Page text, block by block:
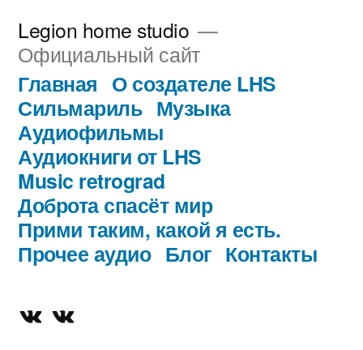
содержимому
Legion home studio
Официальный сайт
Главная О создателе LHS
Сильмариль Музыка
Аудиофильмы
Аудиокниги от LHS
Music retrograd
Доброта спасёт мир
Прими таким, какой я есть.
Прочее аудио Блог Контакты
Официальная
Творчествомания